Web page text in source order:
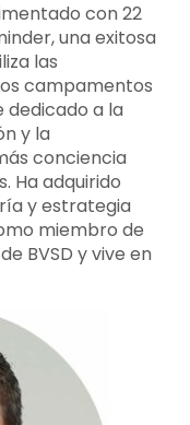
con 22
una exitosa
las
campamentos
dedicado a la
y la
conciencia
Ha adquirido
y estrategia
miembro de
BVSD y vive en